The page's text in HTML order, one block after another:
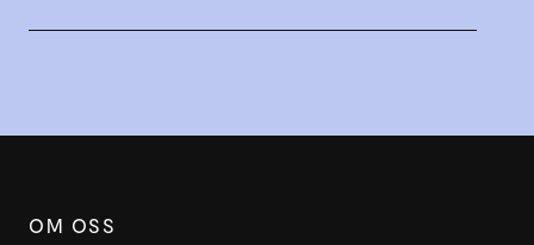
OM OSS